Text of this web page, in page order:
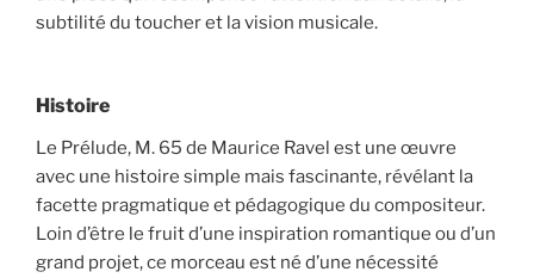
subtilité du toucher et la vision musicale.
Histoire
Le Prélude, M. 65 de Maurice Ravel est une œuvre
avec une histoire simple mais fascinante, révélant la
facette pragmatique et pédagogique du compositeur.
Loin d’être le fruit d’une inspiration romantique ou d’un
grand projet, ce morceau est né d’une nécessité